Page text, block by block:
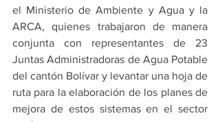
el Ministerio de Ambiente y Agua y la
ARCA, quienes trabajaron de manera
conjunta con representantes de 23
Juntas Administradoras de Agua Potable
del cantón Bolívar y levantar una hoja de
ruta para la elaboración de los planes de
mejora de estos sistemas en el sector